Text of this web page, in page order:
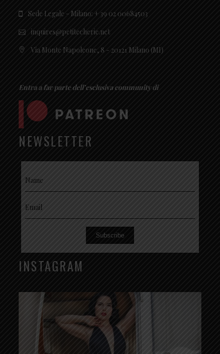
Sede Legale - Milano: + 39 02 00684503
inquires@petitecherie.net
Via Monte Napoleone, 8 - 20121 Milano (MI)
Entra a far parte dell’esclusiva community di
NEWSLETTER
Subscribe
INSTAGRAM